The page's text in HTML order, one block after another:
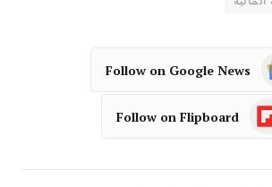
Follow on Google News
Follow on Flipboard